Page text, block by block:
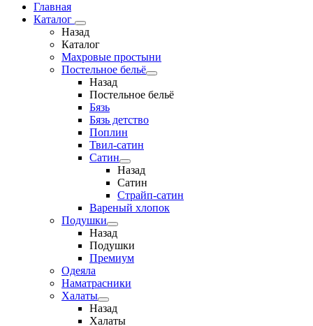
Главная
Каталог
Назад
Каталог
Махровые простыни
Постельное бельё
Назад
Постельное бельё
Бязь
Бязь детство
Поплин
Твил-сатин
Сатин
Назад
Сатин
Страйп-сатин
Вареный хлопок
Подушки
Назад
Подушки
Премиум
Одеяла
Наматрасники
Халаты
Назад
Халаты